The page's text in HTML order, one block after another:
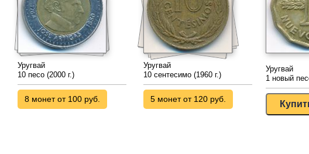
Уругвай
10 песо (2000 г.)
8 монет от 100 руб.
Уругвай
10 сентесимо (1960 г.)
5 монет от 120 руб.
Уругвай
1 новый